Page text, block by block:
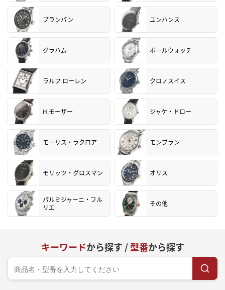
ブランパン ユンハンス
グラハム ボールウォッチ
ラルフ ローレン クロノスイス
H.モーザー ジャケ・ドロー
モーリス・ラクロア モンブラン
モリッツ・グロスマン オリス
パルミジャーニ・フル
リエ
その他
キーワードから探す /型番から探す